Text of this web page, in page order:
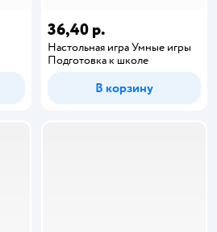
36,40 р.
Настольная игра Умные игры
Подготовка к школе
В корзину